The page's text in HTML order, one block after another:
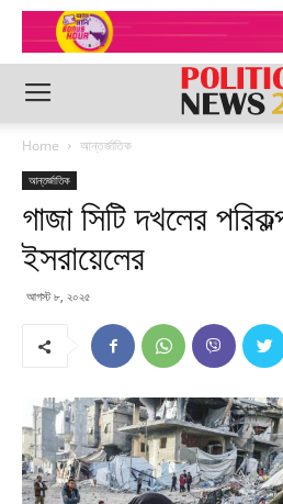
Home আন্তর্জাতিক
আন্তর্জাতিক
গাজা সিটি দখলের
ইসরায়েলের
আগস্ট ৮, ২০২৫